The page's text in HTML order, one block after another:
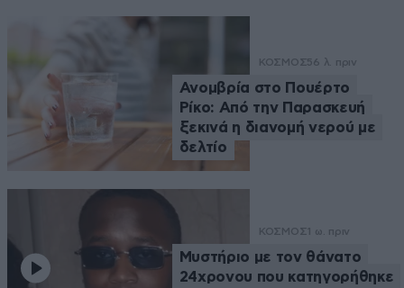
ΚΟΣΜΟΣ56 λ. πριν
Ανομβρία στο Πουέρτο
Ρίκο: Από την Παρασκευή
ξεκινά η διανομή νερού με
δελτίο
ΚΟΣΜΟΣ 1 ω. πριν
Μυστήριο με τον θάνατο
24χρονου που κατηγορήθηκε